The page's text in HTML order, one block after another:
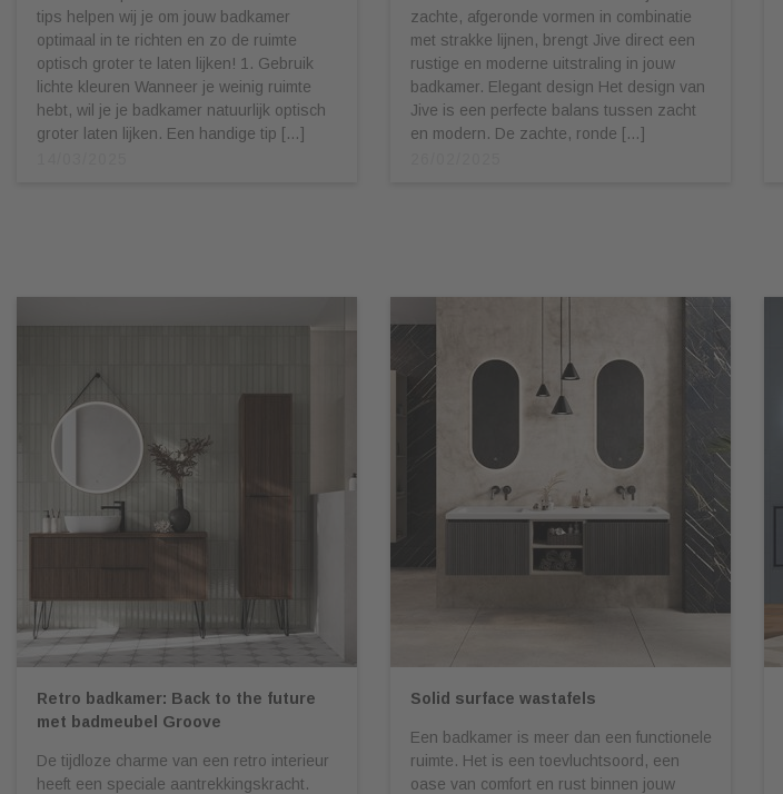
tips helpen wij je om jouw badkamer
optimaal in te richten en zo de ruimte
optisch groter te laten lijken! 1. Gebruik
lichte kleuren Wanneer je weinig ruimte
hebt, wil je je badkamer natuurlijk optisch
groter laten lijken. Een handige tip […]
zachte, afgeronde vormen in combinatie
met strakke lijnen, brengt Jive direct een
rustige en moderne uitstraling in jouw
badkamer. Elegant design Het design van
Jive is een perfecte balans tussen zacht
en modern. De zachte, ronde […]
Retro badkamer: Back to the future
met badmeubel Groove
De tijdloze charme van een retro interieur
heeft een speciale aantrekkingskracht.
Solid surface wastafels
Een badkamer is meer dan een functionele
ruimte. Het is een toevluchtsoord, een
oase van comfort en rust binnen jouw